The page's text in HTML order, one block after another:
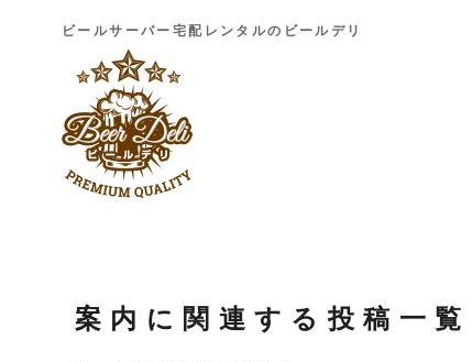
ビールサーバー宅配レンタルのビールデリ
案内に関連する投稿一覧